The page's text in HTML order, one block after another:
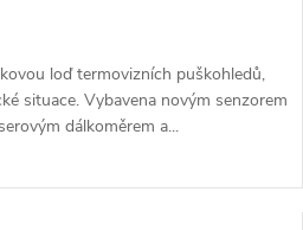
loď termovizních puškohledů,
situace. Vybavena novým senzorem
dálkoměrem a...